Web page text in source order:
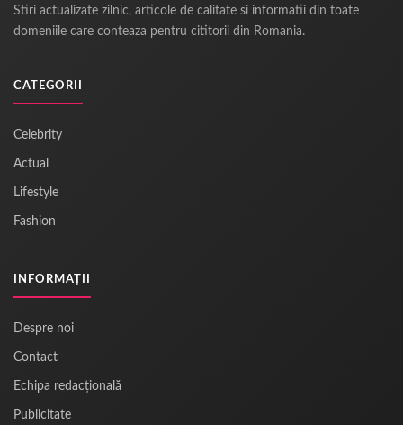
Stiri actualizate zilnic, articole de calitate si informatii din toate
domeniile care conteaza pentru cititorii din Romania.
CATEGORII
Celebrity
Actual
Lifestyle
Fashion
INFORMAȚII
Despre noi
Contact
Echipa redacțională
Publicitate